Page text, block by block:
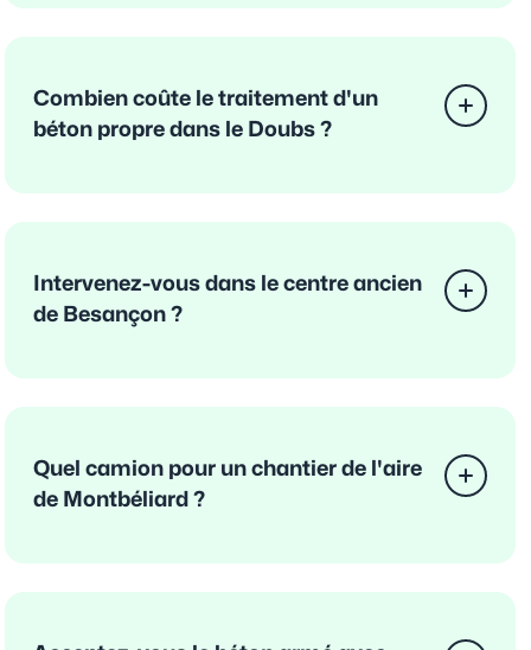
Combien coûte le traitement d'un
béton propre dans le Doubs ?
Intervenez-vous dans le centre ancien
de Besançon ?
Quel camion pour un chantier de l'aire
de Montbéliard ?